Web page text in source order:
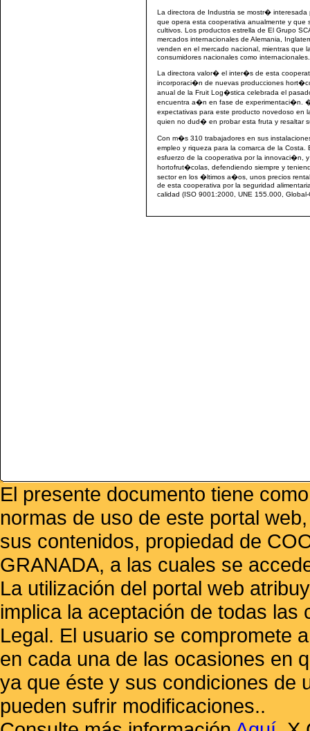
La directora de Industria se mostr�
que opera esta cooperativa anualmente y
cultivos. Los productos estrella de El Grupo
mercados internacionales de Alemania,
venden en el mercado nacional, mientras
consumidores nacionales como internacionales.
La directora valor� el inter�s de esta
incorporaci�n de nuevas producciones
anual de la Fruit Log�stica celebrada el
encuentra a�n en fase de experimentaci�n.
expectativas para este producto novedoso en
quien no dud� en probar esta fruta y resaltar
Con m�s 310 trabajadores en sus
empleo y riqueza para la comarca de la
esfuerzo de la cooperativa por la innovaci�n,
hortofrut�colas, defendiendo siempre y
sector en los �ltimos a�os, unos precios
de esta cooperativa por la seguridad
calidad (ISO 9001:2000, UNE 155.000,
El presente documento tiene
normas de uso de este portal
sus contenidos, propiedad de
GRANADA, a las cuales se
La utilización del portal web
implica la aceptación de todas
Legal. El usuario se compromete
en cada una de las ocasiones en
ya que éste y sus condiciones de
pueden sufrir modificaciones..